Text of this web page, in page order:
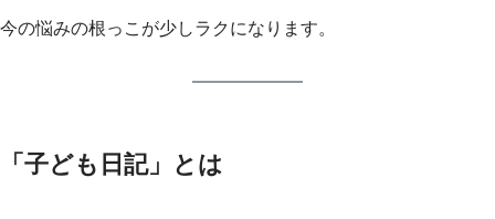
今の悩みの根っこが少しラクになります。
「子ども日記」とは